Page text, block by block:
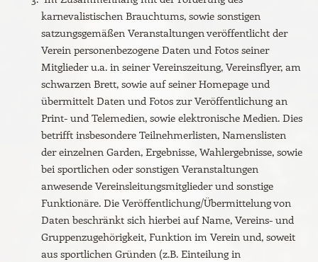
karnevalistischen Brauchtums, sowie sonstigen
satzungsgemäßen Veranstaltungen veröffentlicht der
Verein personenbezogene Daten und Fotos seiner
Mitglieder u.a. in seiner Vereinszeitung, Vereinsflyer, am
schwarzen Brett, sowie auf seiner Homepage und
übermittelt Daten und Fotos zur Veröffentlichung an
Print- und Telemedien, sowie elektronische Medien. Dies
betrifft insbesondere Teilnehmerlisten, Namenslisten
der einzelnen Garden, Ergebnisse, Wahlergebnisse, sowie
bei sportlichen oder sonstigen Veranstaltungen
anwesende Vereinsleitungsmitglieder und sonstige
Funktionäre. Die Veröffentlichung/Übermittelung von
Daten beschränkt sich hierbei auf Name, Vereins- und
Gruppenzugehörigkeit, Funktion im Verein und, soweit
aus sportlichen Gründen (z.B. Einteilung in